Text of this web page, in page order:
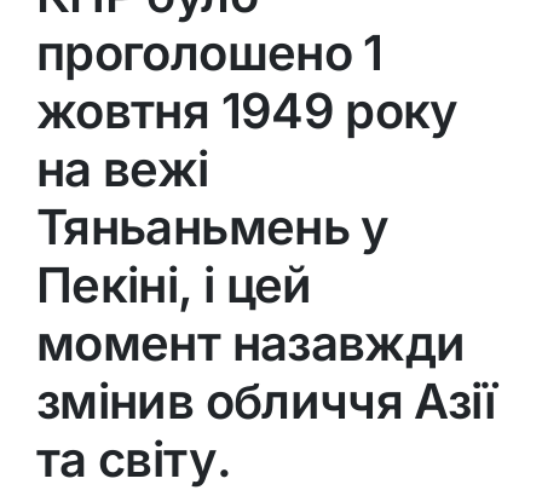
проголошено 1
жовтня 1949 року
на вежі
Тяньаньмень у
Пекіні, і цей
момент назавжди
змінив обличчя Азії
та світу.